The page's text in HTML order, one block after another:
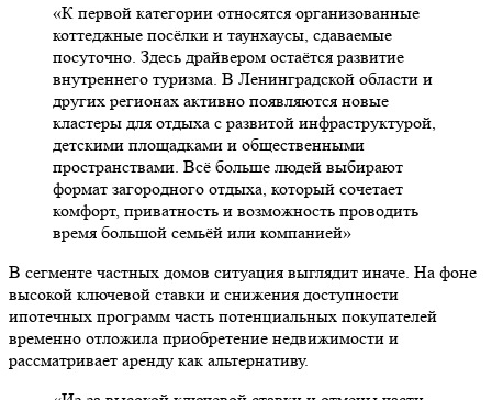
«К первой категории относятся организованные
коттеджные посёлки и таунхаусы, сдаваемые
посуточно. Здесь драйвером остаётся развитие
внутреннего туризма. В Ленинградской области и
других регионах активно появляются новые
кластеры для отдыха с развитой инфраструктурой,
детскими площадками и общественными
пространствами. Всё больше людей выбирают
формат загородного отдыха, который сочетает
комфорт, приватность и возможность проводить
время большой семьёй или компанией»
В сегменте частных домов ситуация выглядит иначе. На фоне
высокой ключевой ставки и снижения доступности
ипотечных программ часть потенциальных покупателей
временно отложила приобретение недвижимости и
рассматривает аренду как альтернативу.